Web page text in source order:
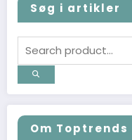
Søg i artikler
Om Toptrends